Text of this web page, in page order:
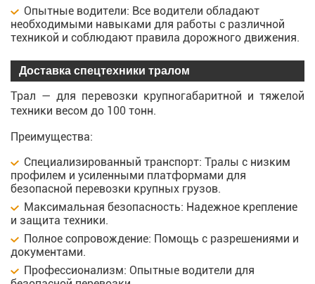
Опытные водители: Все водители обладают
необходимыми навыками для работы с различной
техникой и соблюдают правила дорожного движения.
Доставка спецтехники тралом
Трал — для перевозки крупногабаритной и тяжелой
техники весом до 100 тонн.
Преимущества:
Специализированный транспорт: Тралы с низким
профилем и усиленными платформами для
безопасной перевозки крупных грузов.
Максимальная безопасность: Надежное крепление
и защита техники.
Полное сопровождение: Помощь с разрешениями и
документами.
Профессионализм: Опытные водители для